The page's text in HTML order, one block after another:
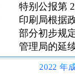
特别公报第
印刷局根据
部分初步规
管理局的延
III 部分 管理
的职能。
2022 年